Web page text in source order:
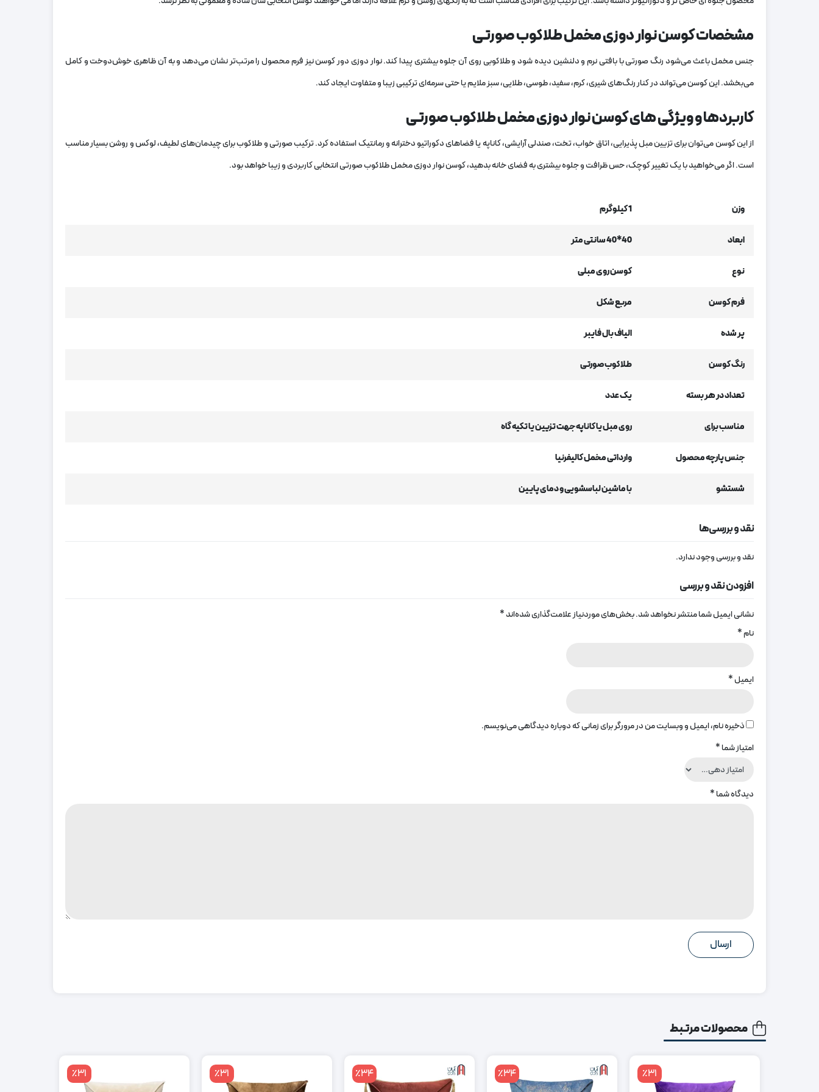
مشخصات کوسن نوار دوزی مخمل طلاکوب صورتی
جنس مخمل باعث می‌شود رنگ صورتی با بافتی نرم و دلنشین دیده شود و طلاکوبی روی آن جلوه بیشتری پیدا کند. نوار دوزی دور کوسن نیز فرم محصول را مرتب‌تر نشان می‌دهد و به آن ظاهری خوش‌دوخت و کامل
می‌بخشد. این کوسن می‌تواند در کنار رنگ‌های شیری، کرم، سفید، طوسی، طلایی، سبز ملایم یا حتی سرمه‌ای ترکیبی زیبا و متفاوت ایجاد کند.
کاربردها و ویژگی های کوسن نوار دوزی مخمل طلاکوب صورتی
از این کوسن می‌توان برای تزیین مبل پذیرایی، اتاق خواب، تخت، صندلی آرایشی، کاناپه یا فضاهای دکوراتیو دخترانه و رمانتیک استفاده کرد. ترکیب صورتی و طلاکوب برای چیدمان‌های لطیف، لوکس و روشن بسیار مناسب
است. اگر می‌خواهید با یک تغییر کوچک، حس ظرافت و جلوه بیشتری به فضای خانه بدهید، کوسن نوار دوزی مخمل طلاکوب صورتی انتخابی کاربردی و زیبا خواهد بود.
وزن 1 کیلوگرم
ابعاد 40*40 سانتی متر
نوع کوسن روی مبلی
فرم کوسن مربع شکل
پر شده الیاف بال فایبر
رنگ کوسن طلاکوب صورتی
تعداد در هر بسته یک عدد
مناسب برای روی مبل یا کاناپه جهت تزیین یا تکیه گاه
جنس پارچه محصول وارداتی مخمل کالیفرنیا
شستشو با ماشین لباسشویی و دمای پایین
نقد و بررسی‌ها
نقد و بررسی وجود ندارد.
افزودن نقد و بررسی
نشانی ایمیل شما منتشر نخواهد شد.بخش‌های موردنیاز علامت‌گذاری شده‌اند*
نام*
ایمیل*
ذخیره نام، ایمیل و وبسایت من در مرورگر برای زمانی که دوباره دیدگاهی می‌نویسم.
امتیاز شما*
دیدگاه شما*
محصولات مرتبط
٪31 ٪34 ٪34 ٪31 ٪31